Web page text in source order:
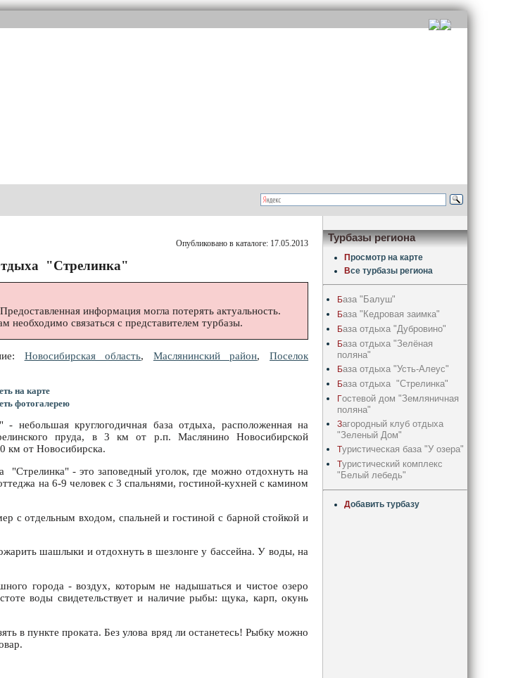
Опубликовано в каталоге: 17.05.2013
"Стрелинка"
информация могла потерять актуальность.
связаться с представителем турбазы.
Новосибирская область, Маслянинский район,Поселок
на карте
фотогалерею
- небольшая круглогодичная база отдыха, расположенная на
пруда, в 3 км от р.п. Маслянино Новосибирской
км от Новосибирска.
"Стрелинка" - это заповедный уголок, где можно отдохнуть на
на 6-9 человек с 3 спальнями, гостиной-кухней с камином
с отдельным входом, спальней и гостиной с барной стойкой и
шашлыки и отдохнуть в шезлонге у бассейна. У воды, на
города - воздух, которым не надышаться и чистое озеро
воды свидетельствует и наличие рыбы: щука, карп, окунь
в пункте проката. Без улова вряд ли останетесь! Рыбку можно
Турбазы региона
Просмотр на карте
Все турбазы региона
База "Балуш"
База "Кедровая заимка"
База отдыха "Дубровино"
База отдыха "Зелёная
поляна"
База отдыха "Усть-Алеус"
База отдыха "Стрелинка"
Гостевой дом "Земляничная
поляна"
Загородный клуб отдыха
"Зеленый Дом"
Туристическая база "У озера"
Туристический комплекс
"Белый лебедь"
Добавить турбазу